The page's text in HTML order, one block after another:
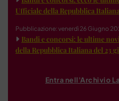
Ufficiale della Repubblica
Pubblicazione: venerdì 26 Giugno
Bandi e concorsi: le ultime
della Repubblica Italiana del 23
Entra nell'Archivio